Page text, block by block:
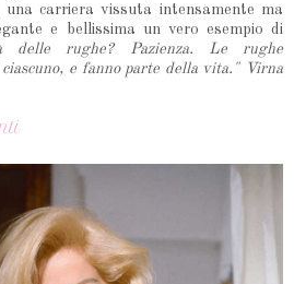
carriera vissuta intensamente ma
e bellissima un vero esempio di
delle rughe? Pazienza. Le rughe
e fanno parte della vita." Virna